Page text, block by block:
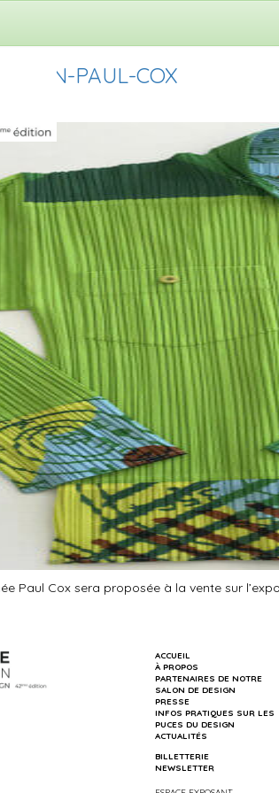
PAUL-COX
Paul Cox sera proposée à la vente sur
ACCUEIL
À PROPOS
PARTENAIRES DE NOTRE
SALON DE DESIGN
PRESSE
INFOS PRATIQUES SUR LES
PUCES DU DESIGN
ACTUALITÉS
BILLETTERIE
NEWSLETTER